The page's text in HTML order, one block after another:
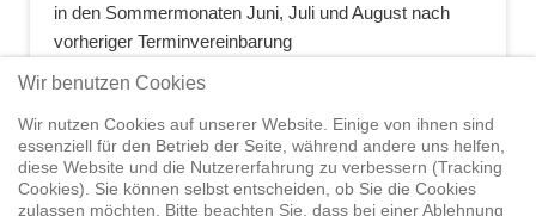
in den Sommermonaten Juni, Juli und August nach
vorheriger Terminvereinbarung
Home Shop Trainings Segeltörns Service Elvstrøm
Wir benutzen Cookies
Wir nutzen Cookies auf unserer Website. Einige von ihnen sind
essenziell für den Betrieb der Seite, während andere uns helfen,
diese Website und die Nutzererfahrung zu verbessern (Tracking
Cookies). Sie können selbst entscheiden, ob Sie die Cookies
zulassen möchten. Bitte beachten Sie, dass bei einer Ablehnung